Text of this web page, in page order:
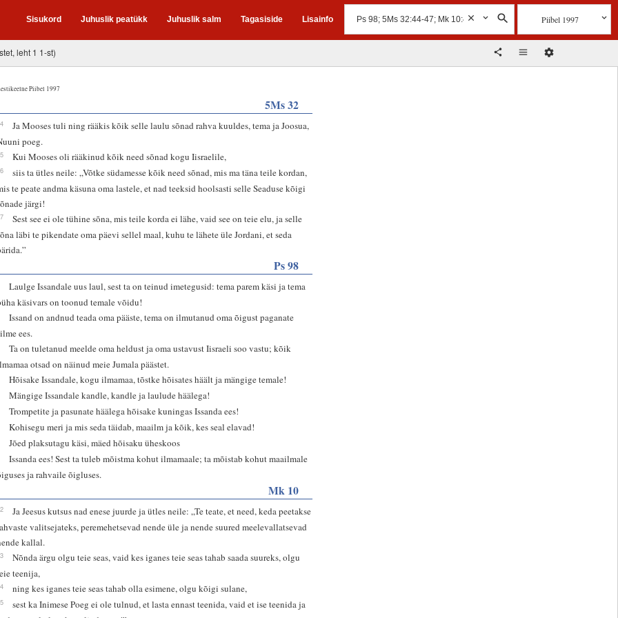
Sisukord Juhuslik peatükk Juhuslik salm Tagasiside Lisainfo Piibel 1997
leht 1 1-st)
Piibel 1997
5Ms 32
Ja Mooses tuli ning rääkis kõik selle laulu sõnad rahva kuuldes, tema ja Joosua,
poeg.
Kui Mooses oli rääkinud kõik need sõnad kogu Iisraelile,
siis ta ütles neile: „Võtke südamesse kõik need sõnad, mis ma täna teile kordan,
te peate andma käsuna oma lastele, et nad teeksid hoolsasti selle Seaduse kõigi
järgi!
Sest see ei ole tühine sõna, mis teile korda ei lähe, vaid see on teie elu, ja selle
läbi te pikendate oma päevi sellel maal, kuhu te lähete üle Jordani, et seda
Ps 98
Laulge Issandale uus laul, sest ta on teinud imetegusid: tema parem käsi ja tema
käsivars on toonud temale võidu!
Issand on andnud teada oma pääste, tema on ilmutanud oma õigust paganate
ees.
Ta on tuletanud meelde oma heldust ja oma ustavust Iisraeli soo vastu; kõik
otsad on näinud meie Jumala päästet.
Hõisake Issandale, kogu ilmamaa, tõstke hõisates häält ja mängige temale!
Mängige Issandale kandle, kandle ja laulude häälega!
Trompetite ja pasunate häälega hõisake kuningas Issanda ees!
Kohisegu meri ja mis seda täidab, maailm ja kõik, kes seal elavad!
Jõed plaksutagu käsi, mäed hõisaku üheskoos
Issanda ees! Sest ta tuleb mõistma kohut ilmamaale; ta mõistab kohut maailmale
ja rahvaile õigluses.
Mk 10
Ja Jeesus kutsus nad enese juurde ja ütles neile: „Te teate, et need, keda peetakse
valitsejateks, peremehetsevad nende üle ja nende suured meelevallatsevad
kallal.
Nõnda ärgu olgu teie seas, vaid kes iganes teie seas tahab saada suureks, olgu
teenija,
ning kes iganes teie seas tahab olla esimene, olgu kõigi sulane,
sest ka Inimese Poeg ei ole tulnud, et lasta ennast teenida, vaid et ise teenida ja